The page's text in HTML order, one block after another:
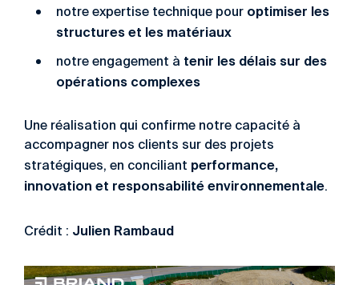
notre expertise technique pour optimiser les
structures et les matériaux
notre engagement à tenir les délais sur des
opérations complexes
Une réalisation qui confirme notre capacité à
accompagner nos clients sur des projets
stratégiques, en conciliant performance,
innovation et responsabilité environnementale.
Crédit : Julien Rambaud